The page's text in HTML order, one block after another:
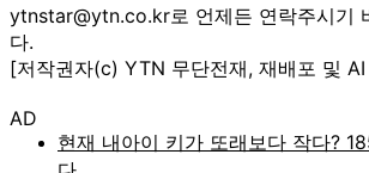
ytnstar@ytn.co.kr로 언제든 연락주시기
다.
[저작권자(c) YTN 무단전재, 재배포 및
AD